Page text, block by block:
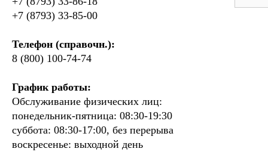
+7 (8793) 33-85-00
Телефон (справочн.):
8 (800) 100-74-74
График работы:
Обслуживание физических лиц:
понедельник-пятница: 08:30-19:30
суббота: 08:30-17:00, без перерыва
воскресенье: выходной день